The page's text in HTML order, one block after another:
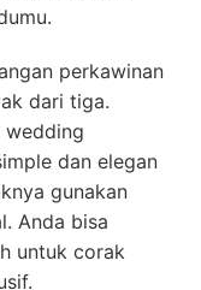
perkawinan
dari tiga.
wedding
dan elegan
gunakan
Anda bisa
untuk corak